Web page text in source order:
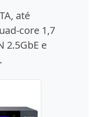
até
core 1,7
2.5GbE e